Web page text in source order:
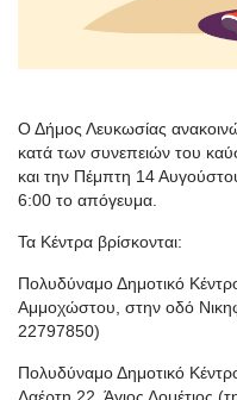
Ο Δήμος Λευκωσίας
κατά των συνεπειών του
και την Πέμπτη 14
6:00 το απόγευμα.
Τα Κέντρα βρίσκονται:
Πολυδύναμο Δημοτικό
Αμμοχώστου, στην οδό
22797850)
Πολυδύναμο Δημοτικό